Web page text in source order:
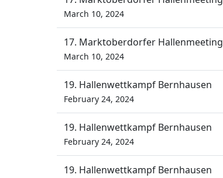
March 10, 2024
17. Marktoberdorfer Hallenmeeting
March 10, 2024
19. Hallenwettkampf Bernhausen
February 24, 2024
19. Hallenwettkampf Bernhausen
February 24, 2024
19. Hallenwettkampf Bernhausen